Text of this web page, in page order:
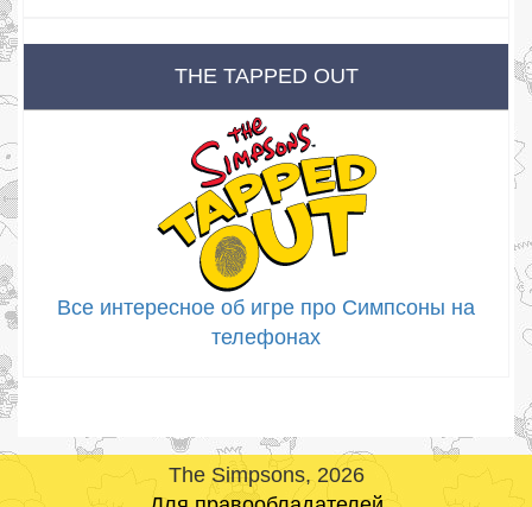
THE TAPPED OUT
Все интересное об игре про Симпсоны на
телефонах
The Simpsons, 2026